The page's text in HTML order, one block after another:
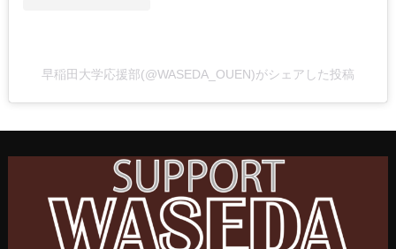
早稲田大学応援部(@WASEDA_OUEN)がシェアした投稿